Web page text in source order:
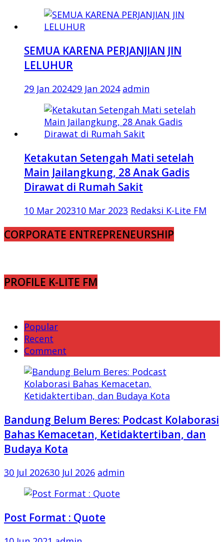
SEMUA KARENA PERJANJIAN JIN
LELUHUR
29 Jan 202429 Jan 2024 admin
Ketakutan Setengah Mati setelah
Main Jailangkung, 28 Anak Gadis
Dirawat di Rumah Sakit
10 Mar 202310 Mar 2023 Redaksi K-Lite FM
CORPORATE ENTREPRENEURSHIP
PROFILE K-LITE FM
Popular
Recent
Comment
Bandung Belum Beres: Podcast Kolaborasi
Bahas Kemacetan, Ketidaktertiban, dan
Budaya Kota
30 Jul 202630 Jul 2026 admin
Post Format : Quote